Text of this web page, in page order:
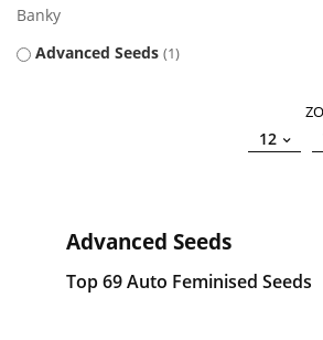
Banky
Advanced Seeds 1
12
Advanced Seeds
Top 69 Auto Feminised Seeds